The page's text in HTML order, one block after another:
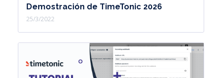
Demostración de TimeTonic 2026
25/3/2022